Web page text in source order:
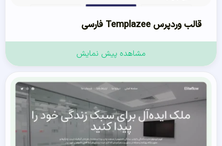
قالب وردپرس Templazee فارسی
مشاهده پیش نمایش